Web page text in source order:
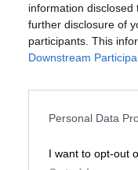
information
further disclosure of
participants. This
Downstream
Personal Data
I want to opt-out
Acuerdos